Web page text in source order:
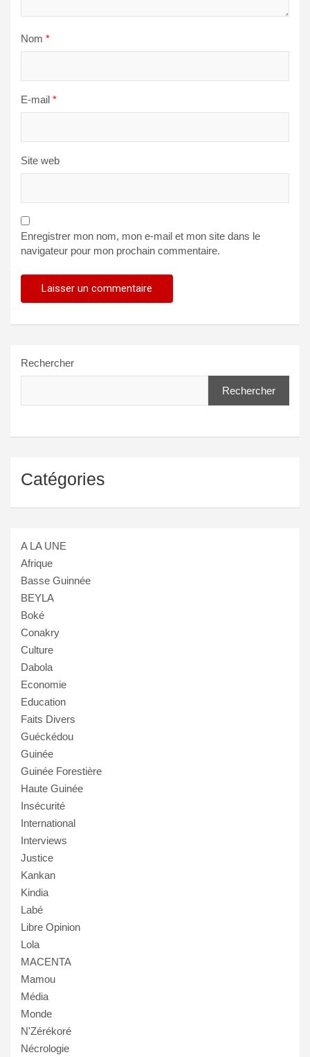
Nom *
E-mail *
Site web
Enregistrer mon nom, mon e-mail et mon site dans le
navigateur pour mon prochain commentaire.
Rechercher
Rechercher
Catégories
A LA UNE
Afrique
Basse Guinnée
BEYLA
Boké
Conakry
Culture
Dabola
Economie
Education
Faits Divers
Guéckédou
Guinée
Guinée Forestière
Haute Guinée
Insécurité
International
Interviews
Justice
Kankan
Kindia
Labé
Libre Opinion
Lola
MACENTA
Mamou
Média
Monde
N'Zérékoré
Nécrologie